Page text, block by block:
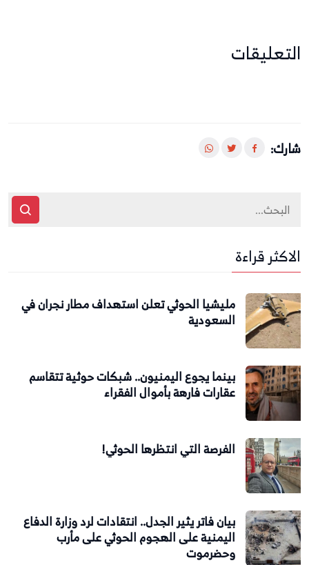
التعليقات
شارك:
الاكثر قراءة
مليشيا الحوثي تعلن استهداف مطار نجران في
السعودية
بينما يجوع اليمنيون.. شبكات حوثية تتقاسم
عقارات فارهة بأموال الفقراء
الفرصة التي انتظرها الحوثي!
بيان فاتر يثير الجدل.. انتقادات لرد وزارة الدفاع
اليمنية على الهجوم الحوثي على مأرب
وحضرموت